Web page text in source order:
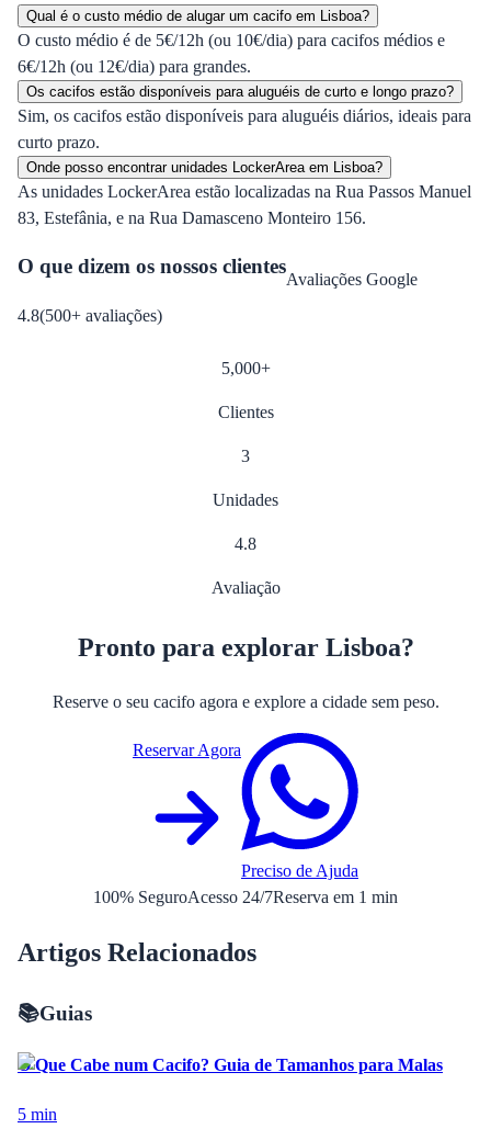
Qual é o custo médio de alugar um cacifo em Lisboa?
O custo médio é de 5€/12h (ou 10€/dia) para cacifos médios e
6€/12h (ou 12€/dia) para grandes.
Os cacifos estão disponíveis para aluguéis de curto e longo prazo?
Sim, os cacifos estão disponíveis para aluguéis diários, ideais para
curto prazo.
Onde posso encontrar unidades LockerArea em Lisboa?
As unidades LockerArea estão localizadas na Rua Passos Manuel
83, Estefânia, e na Rua Damasceno Monteiro 156.
O que dizem os nossos clientes
4.8(500+ avaliações)
Avaliações Google
5,000+
Clientes
3
Unidades
4.8
Avaliação
Pronto para explorar Lisboa?
Reserve o seu cacifo agora e explore a cidade sem peso.
Reservar Agora
Preciso de Ajuda
100% SeguroAcesso 24/7Reserva em 1 min
Artigos Relacionados
📚Guias
O Que Cabe num Cacifo? Guia de Tamanhos para Malas
5 min